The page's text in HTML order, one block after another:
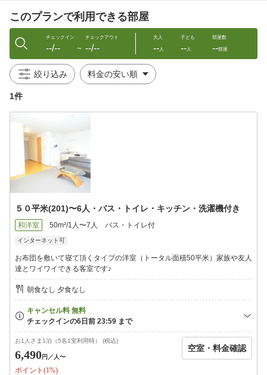
このプランで利用できる部屋
チェックイン
--/-- 〜
チェックアウト
--/--
大人
--人
子ども
--人
部屋数
--部屋
絞り込み
1件
５０平米(201)〜6人・バス・トイレ・キッチン・洗濯機付き
和洋室 50m²/1人〜7人 バス・トイレ付
インターネット可
お布団を敷いて寝て頂くタイプの洋室（トータル面積50平米）家族や友人
達とワイワイできる客室です♪
朝食なし 夕食なし
お1人さま1泊（5名1室利用時） (税込)
6,490円 ／人〜
ポイント(1%)
空室・料金確認